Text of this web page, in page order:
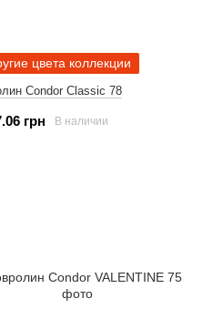
цвета коллекции
Condor Classic 78
грн В наличии